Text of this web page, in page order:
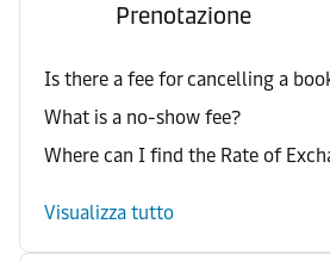
Prenotazione
Is there a fee for cancelling a
What is a no-show fee?
Where can I find the Rate of
Visualizza tutto